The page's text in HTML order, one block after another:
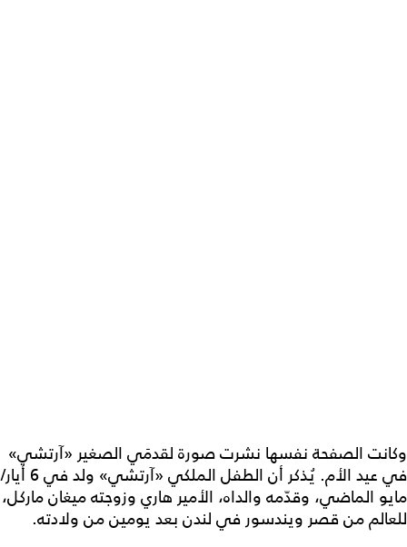
وكانت الصفحة نفسها نشرت صورة لقدمَي الصغير «آرتشي»
في عيد الأم. يُذكر أن الطفل الملكي «آرتشي» ولد في 6 أيار/
مايو الماضي، وقدّمه والداه، الأمير هاري وزوجته ميغان ماركل،
للعالم من قصر ويندسور في لندن بعد يومين من ولادته.